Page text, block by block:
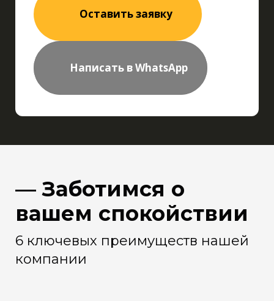
Оставить заявку
Написать в WhatsApp
— Заботимся о
вашем спокойствии
6 ключевых преимуществ нашей
компании